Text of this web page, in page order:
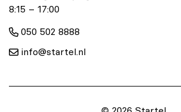
8:15 – 17:00
050 502 8888
info@startel.nl